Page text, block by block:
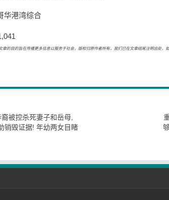
华港湾综合
章的目的旨在传播更多信息以服务于社会，版权归原作者所有，我们已在文章结尾注明出处，
被控杀死妻子和岳母,
销毁证据! 年幼两女目睹